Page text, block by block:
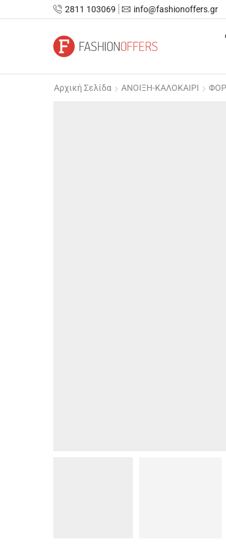
2811 103069 info@fashionoffers.gr
Αρχική Σελίδα ΑΝΟΙΞΗ-ΚΑΛΟΚΑΙΡΙ